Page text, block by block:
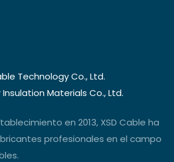
Technology Co., Ltd.
Materials Co., Ltd.
en 2013, XSD Cable ha
profesionales en el campo